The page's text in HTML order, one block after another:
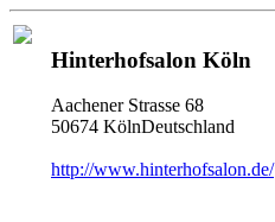
Hinterhofsalon Köln
Aachener Strasse 68
50674 KölnDeutschland
http://www.hinterhofsalon.de/